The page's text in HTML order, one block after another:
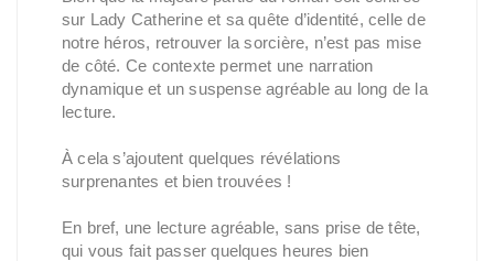
sur Lady Catherine et sa quête d’identité, celle de
notre héros, retrouver la sorcière, n’est pas mise
de côté. Ce contexte permet une narration
dynamique et un suspense agréable au long de la
lecture.
À cela s’ajoutent quelques révélations
surprenantes et bien trouvées !
En bref, une lecture agréable, sans prise de tête,
qui vous fait passer quelques heures bien